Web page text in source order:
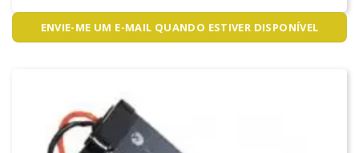
ENVIE-ME UM E-MAIL QUANDO ESTIVER DISPONÍVEL